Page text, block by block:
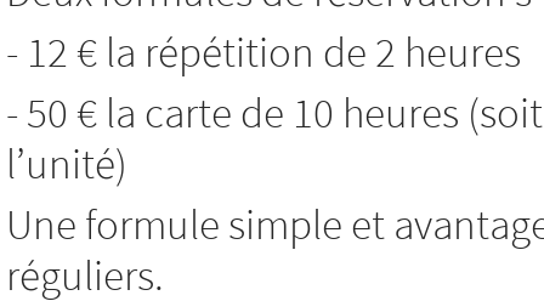
- 12 € la répétition de 2 heures
- 50 € la carte de 10 heures
l’unité)
Une formule simple et
réguliers.